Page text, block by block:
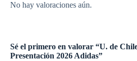
No hay valoraciones aún.
Sé el primero en valorar “U. de
Presentación 2026 Adidas”